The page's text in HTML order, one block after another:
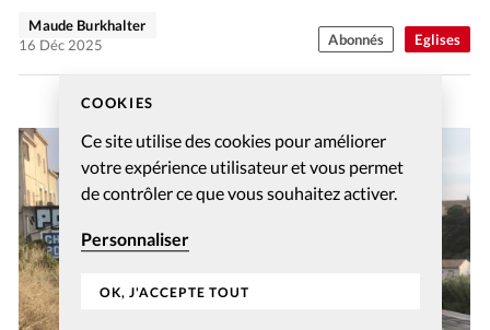
COOKIES
Ce site utilise des cookies pour améliorer
votre expérience utilisateur et vous permet
de contrôler ce que vous souhaitez activer.
Personnaliser
OK, J'ACCEPTE TOUT
Eglises
Maude Burkhalter
16 Déc 2025
Abonnés